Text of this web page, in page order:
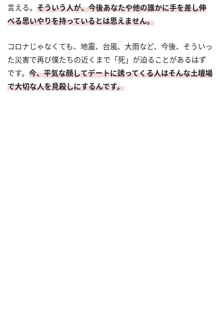
言える。 そういう人が、今後あなたや他の誰かに手を差し伸
べる思いやりを持っているとは思えません。
コロナじゃなくても、地震、台風、大雨など、今後、そういっ
た災害で再び僕たちの近くまで「死」が迫ることがあるはず
です。 今、平気な顔してデートに誘ってくる人はそんな土壇場
で大切な人を見殺しにするんです。